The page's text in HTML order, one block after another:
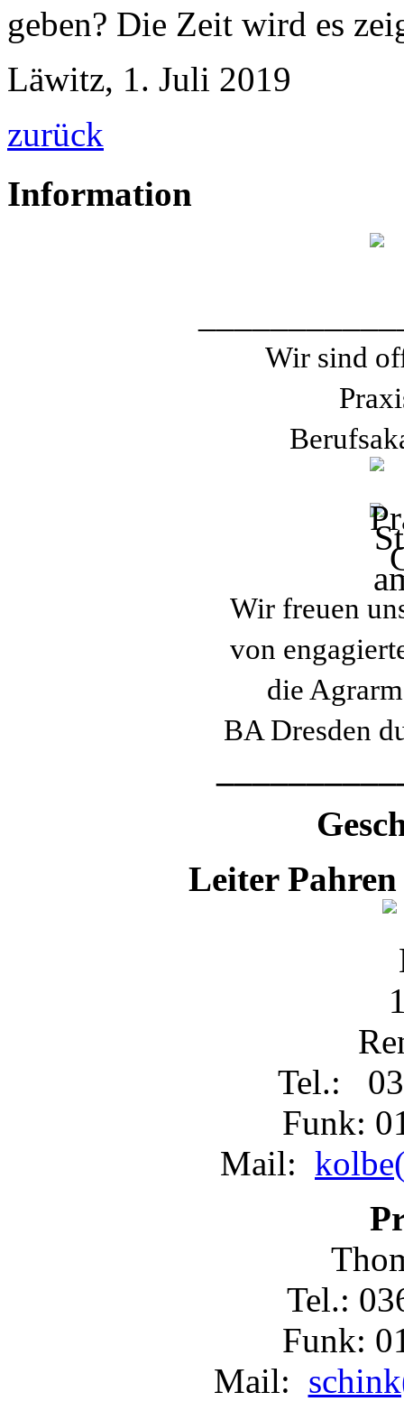
geben? Die Zeit wird es
Läwitz, 1. Juli 2019
zurück
Information
Wir sind
Wir freuen
von
die
BA Dresden
Leiter
Tel.:
Funk:
Mail:
Tel.:
Funk:
Mail: